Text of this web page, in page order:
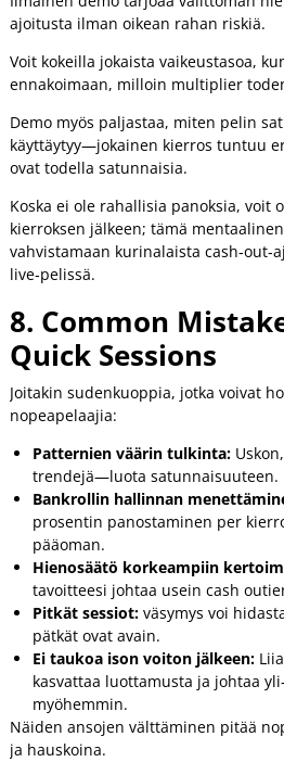
ajoitusta ilman oikean rahan riskiä.
Voit kokeilla jokaista vaikeustasoa,
ennakoimaan, milloin multiplier
Demo myös paljastaa, miten pelin
käyttäytyy—jokainen kierros tuntuu
ovat todella satunnaisia.
Koska ei ole rahallisia panoksia, voit
kierroksen jälkeen; tämä
vahvistamaan kurinalaista
live‑pelissä.
8. Common
Quick Sessions
Joitakin sudenkuoppia, jotka voivat
nopeapelaajia:
Patternien väärin tulkinta:
trendejä—luota satunnaisuuteen.
Bankrollin hallinnan
prosentin panostaminen per
pääoman.
Hienosäätö korkeampiin
tavoitteesi johtaa usein cash
Pitkät sessiot:väsymys voi
pätkät ovat avain.
Ei taukoa ison voiton jälkeen:
kasvattaa luottamusta ja johtaa
myöhemmin.
Näiden ansojen välttäminen pitää
ja hauskoina.